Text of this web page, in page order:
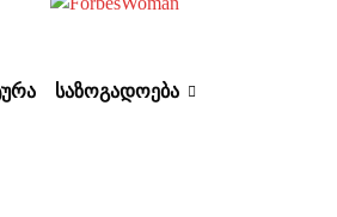
ᲡᲐᲖᲝᲒᲐᲓᲝᲔᲑᲐ